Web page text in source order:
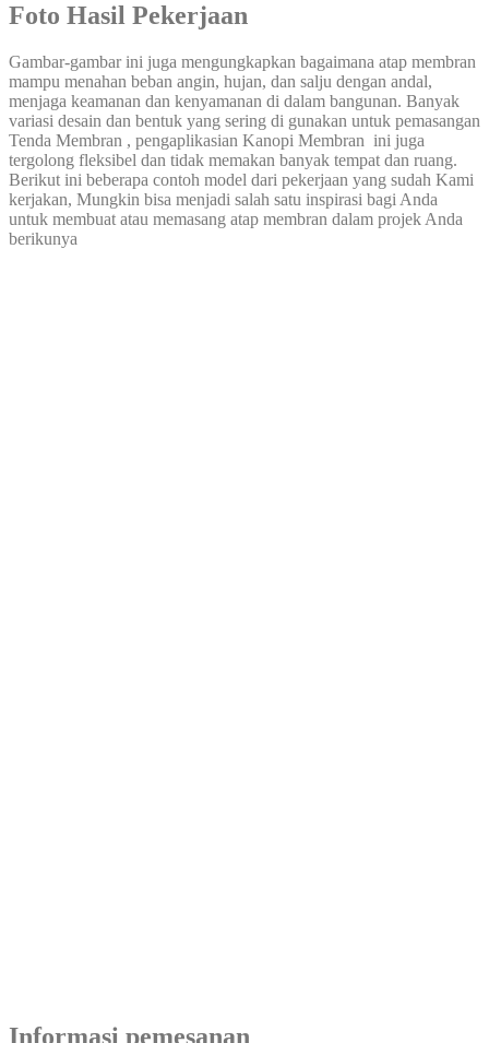
Foto Hasil Pekerjaan
Gambar-gambar ini juga mengungkapkan bagaimana atap membran
mampu menahan beban angin, hujan, dan salju dengan andal,
menjaga keamanan dan kenyamanan di dalam bangunan. Banyak
variasi desain dan bentuk yang sering di gunakan untuk pemasangan
Tenda Membran , pengaplikasian Kanopi Membran ini juga
tergolong fleksibel dan tidak memakan banyak tempat dan ruang.
Berikut ini beberapa contoh model dari pekerjaan yang sudah Kami
kerjakan, Mungkin bisa menjadi salah satu inspirasi bagi Anda
untuk membuat atau memasang atap membran dalam projek Anda
berikunya
Informasi pemesanan